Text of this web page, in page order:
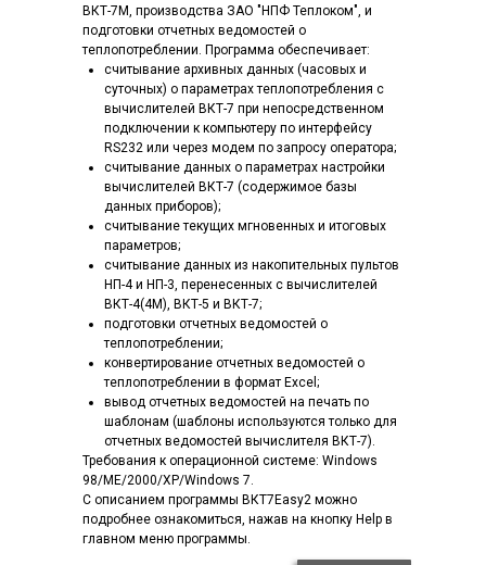
ВКТ-7М, производства ЗАО "НПФ Теплоком", и
подготовки отчетных ведомостей о
теплопотреблении. Программа обеспечивает:
считывание архивных данных (часовых и
суточных) о параметрах теплопотребления с
вычислителей ВКТ-7 при непосредственном
подключении к компьютеру по интерфейсу
RS232 или через модем по запросу оператора;
считывание данных о параметрах настройки
вычислителей ВКТ-7 (содержимое базы
данных приборов);
считывание текущих мгновенных и итоговых
параметров;
считывание данных из накопительных пультов
НП-4 и НП-3, перенесенных с вычислителей
ВКТ-4(4М), ВКТ-5 и ВКТ-7;
подготовки отчетных ведомостей о
теплопотреблении;
конвертирование отчетных ведомостей о
теплопотреблении в формат Excel;
вывод отчетных ведомостей на печать по
шаблонам (шаблоны используются только для
отчетных ведомостей вычислителя ВКТ-7).
Требования к операционной системе: Windows
98/ME/2000/XP/Windows 7.
C описанием программы ВКТ7Easy2 можно
подробнее ознакомиться, нажав на кнопку Help в
главном меню программы.